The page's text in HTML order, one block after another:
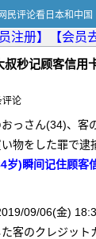
民评论看日本和中国
注册】
【会员
秒记顾客信用
评论
っさん(34)、客
物をした罪で逮
岁)瞬间记住顾客
09/06(金)
客のクレジッ